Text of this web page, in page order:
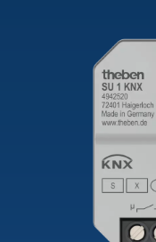
Smart Home
LED-
OEM-
Zeit- und
DALI-2
Mediathek